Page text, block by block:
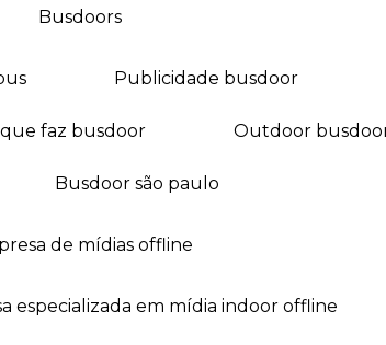
busdoors
publicidade busdoor
que faz busdoor outdoor
busdoor são paulo
de mídias offline
especializada em mídia indoor offline